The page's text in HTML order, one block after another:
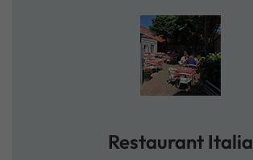
Restaurant Italia